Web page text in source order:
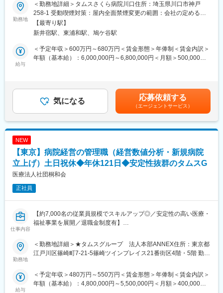
2024年 事務長
■当院の特徴：
・救急受け入れ件数については、令和4年は1,887件だったのが、
令和5年は3,334件と救急件数伸び率が県内トップを達成し、埼玉
県より令和6年度救急医療機関功労知事表彰をいただきました。
・救急だけでなく、外来数・手術件数も急上昇しており、地域に
変更の範囲：会社の定める業務
【業務概要】
江戸川区のタムスさくら病院川口（390床）の事務次長（管理
職）を募集いたします。
【業務内容】
病院運営にかかる管理職業務を幅広く担っていただきます。
■病院運営業務全般
■スタッフ管理業務
採用、面接対応、人事考課、人員配置、人事労務
【タムスさくら病院川口について】
認知症に特化した病院として開院し、現在は地域包括ケア病床や
回復期リハ病床も有する高齢者専門病院として地域医療に貢献し
ています。
（認知症治療病棟240床、一般病床45床、地域包括ケア病床45
床、回復期リハ病床60床）
【従業員構成】
20代～50代まで活躍中！幅広い年代の方にご活躍いただいており
【従業員構成】
勤務地
＜勤務地詳細＞タムスさくら病院川口住所：埼玉県川口市神戸
258-1 受動喫煙対策：屋内全面禁煙変更の範囲：会社の定める事
業所
【最寄り駅】
新井宿駅、東浦和駅、鳩ケ谷駅
給与
＜予定年収＞600万円～680万円＜賃金形態＞年俸制＜賃金内訳＞
年額（基本給）：6,000,000円～6,800,000円＜月額＞500,000円
き、別途支給します。※年俸制のため賞与の支給はありません。賃
金はあくまでも目安の金額であり、選考を通じて上下する可能性
があります。月給(月額)は固定手当を含めた表記です。
気になる 応募依頼する
（エージェントサービス）
NEW
【東京】病院経営の管理職（経営数値分析・新規病院
立上げ）土日祝休◆年休121日◆安定性抜群のタムスG
医療法人社団桐和会
正社員
仕事内容
【約7,000名の従業員規模でスキルアップ◎／安定性の高い医療・
福祉事業を展開／退職金制度有】
【概要】
管理職として、グループ病院の経営支援業務を担っていただきま
す。
【業務詳細】
＜運営支援＞
勤務地
＜勤務地詳細＞★タムスグループ 法人本部ANNEX住所：東京都
江戸川区篠崎町7-21-5篠崎ツインプレイス21番街区4階・5階 勤務
の範囲：会社の定める事業所
給与
＜予定年収＞480万円～550万円＜賃金形態＞年俸制＜賃金内訳＞
年額（基本給）：4,800,000円～5,500,000円＜月額＞400,000円